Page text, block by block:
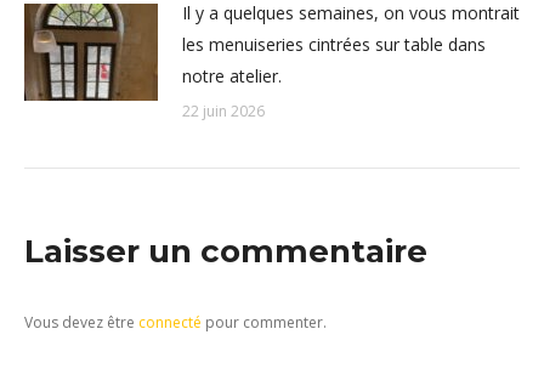
Il y a quelques semaines, on vous montrait
les menuiseries cintrées sur table dans
notre atelier.
22 juin 2026
Laisser un commentaire
Vous devez être connecté pour commenter.